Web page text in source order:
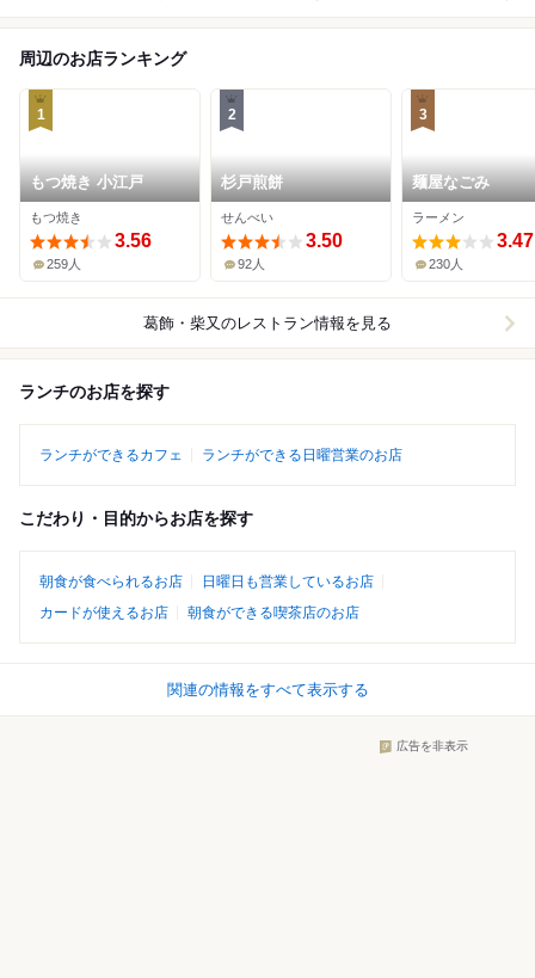
周辺のお店ランキング
1
もつ焼き 小江戸
もつ焼き
3.56
259人
2
杉戸煎餅
せんべい
3.50
92人
3
麺屋なごみ
ラーメン
3.47
230人
葛飾・柴又のレストラン情報を見る
ランチのお店を探す
ランチができるカフェ ランチができる日曜営業のお店
こだわり・目的からお店を探す
朝食が食べられるお店
日曜日も営業しているお店
カードが使えるお店
朝食ができる喫茶店のお店
関連の情報をすべて表示する
広告を非表示